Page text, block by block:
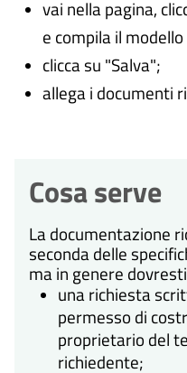
vai nella pagina,
e compila il
clicca su "Salva";
allega i documenti
Cosa serve
La documentazione
seconda delle
ma in genere
una richiesta
permesso di
proprietario del
richiedente;